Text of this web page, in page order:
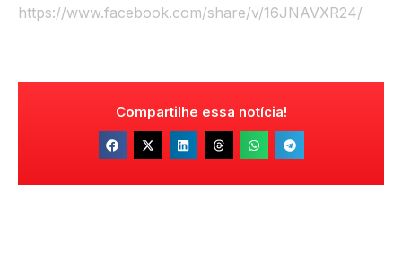
https://www.facebook.com/share/v/16JNAVXR24/
Compartilhe essa notícia!